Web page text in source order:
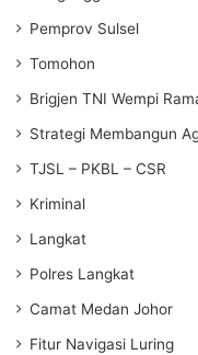
Pemprov Sulsel
Tomohon
Brigjen TNI Wempi
Strategi Membangun
TJSL – PKBL – CSR
Kriminal
Langkat
Polres Langkat
Camat Medan Johor
Fitur Navigasi Luring